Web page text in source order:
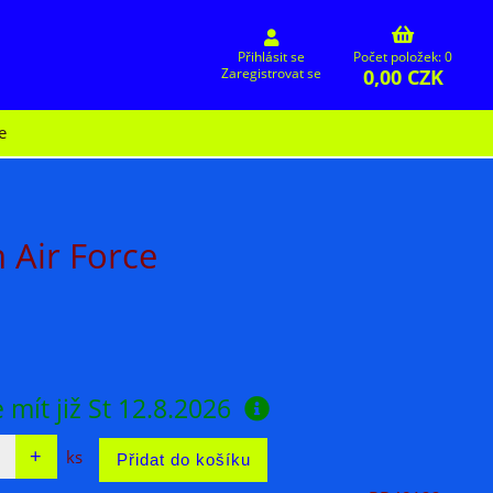
Přihlásit se
Zaregistrovat se
Počet položek: 0
0,00 CZK
Air Force
mít již St 12.8.2026
ks